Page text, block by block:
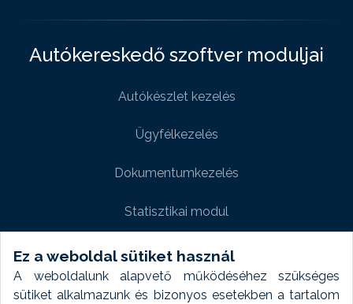
Ez a weboldal sütiket használ
A weboldalunk alapvető működéséhez szükséges
sütiket alkalmazunk és bizonyos esetekben a tartalom
Autókereskedő szoftver moduljai
Autókészlet kezelés
Ügyfélkezelés
Dokumentumkezelés
Statisztikai modul
Weboldal modul
Fényképtár extra modul